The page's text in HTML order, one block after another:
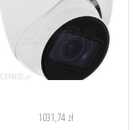
1031,74 zł